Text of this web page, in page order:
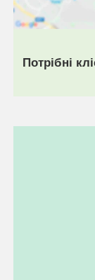
Потрібні